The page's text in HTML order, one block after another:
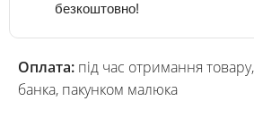
безкоштовно!
Оплата: під час отримання
банка, пакунком малюка